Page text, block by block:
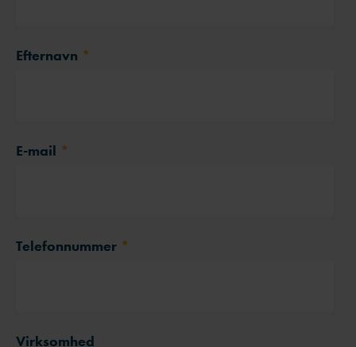
Efternavn *
E-mail *
Telefonnummer *
Virksomhed